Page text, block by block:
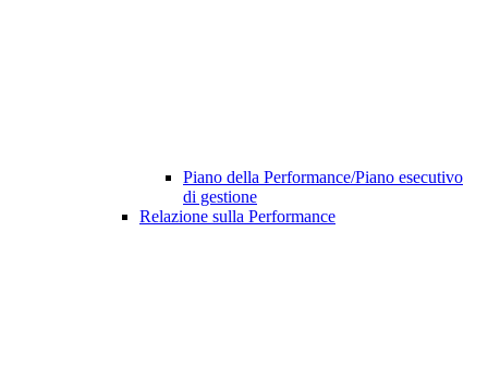
Piano della Performance/Piano esecutivo
di gestione
Relazione sulla Performance